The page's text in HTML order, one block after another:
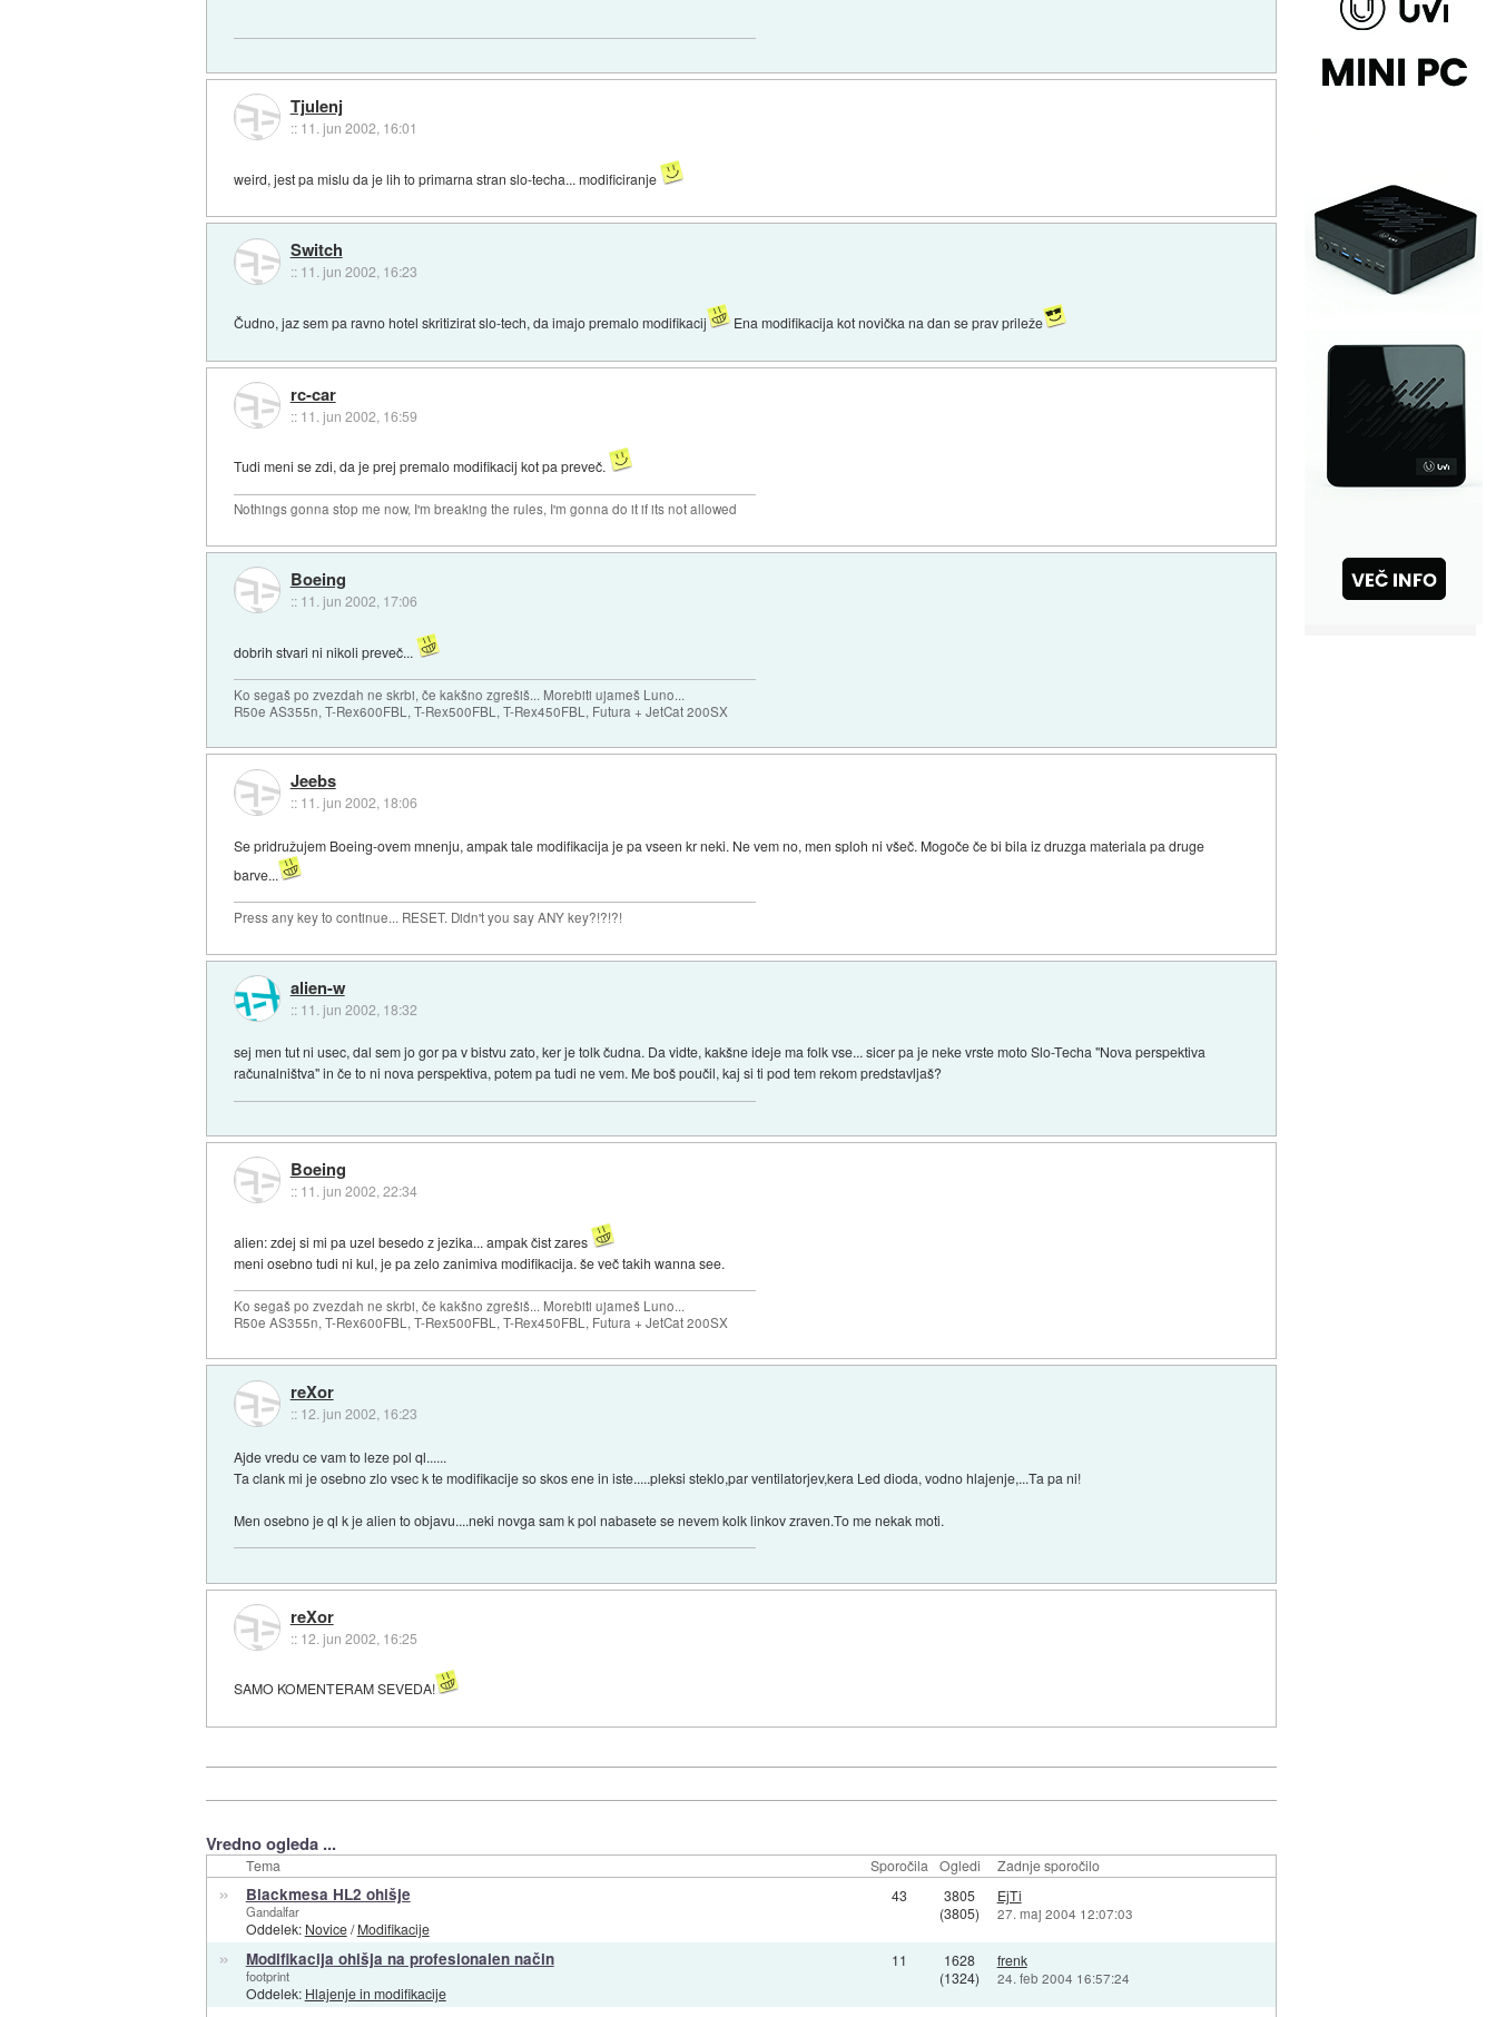
Tjulenj
:: 11. jun 2002, 16:01
weird, jest pa mislu da je lih to primarna stran slo-techa... modificiranje
Switch
:: 11. jun 2002, 16:23
Čudno, jaz sem pa ravno hotel skritizirat slo-tech, da imajo premalo modifikacij Ena modifikacija kot novička na dan se prav prileže
rc-car
:: 11. jun 2002, 16:59
Tudi meni se zdi, da je prej premalo modifikacij kot pa preveč.
Nothings gonna stop me now, I'm breaking the rules, I'm gonna do it if its not allowed
Boeing
:: 11. jun 2002, 17:06
dobrih stvari ni nikoli preveč...
Ko segaš po zvezdah ne skrbi, če kakšno zgrešiš... Morebiti ujameš Luno...
R50e AS355n, T-Rex600FBL, T-Rex500FBL, T-Rex450FBL, Futura + JetCat 200SX
Jeebs
:: 11. jun 2002, 18:06
Se pridružujem Boeing-ovem mnenju, ampak tale modifikacija je pa vseen kr neki. Ne vem no, men sploh ni všeč. Mogoče če bi bila iz druzga materiala pa druge
barve...
Press any key to continue... RESET. Didn't you say ANY key?!?!?!
alien-w
:: 11. jun 2002, 18:32
sej men tut ni usec, dal sem jo gor pa v bistvu zato, ker je tolk čudna. Da vidte, kakšne ideje ma folk vse... sicer pa je neke vrste moto Slo-Techa "Nova perspektiva
računalništva" in če to ni nova perspektiva, potem pa tudi ne vem. Me boš poučil, kaj si ti pod tem rekom predstavljaš?
Boeing
:: 11. jun 2002, 22:34
alien: zdej si mi pa uzel besedo z jezika... ampak čist zares
meni osebno tudi ni kul, je pa zelo zanimiva modifikacija. še več takih wanna see.
Ko segaš po zvezdah ne skrbi, če kakšno zgrešiš... Morebiti ujameš Luno...
R50e AS355n, T-Rex600FBL, T-Rex500FBL, T-Rex450FBL, Futura + JetCat 200SX
reXor
:: 12. jun 2002, 16:23
Ajde vredu ce vam to leze pol ql......
Ta clank mi je osebno zlo vsec k te modifikacije so skos ene in iste.....pleksi steklo,par ventilatorjev,kera Led dioda, vodno hlajenje,...Ta pa ni!
Men osebno je ql k je alien to objavu....neki novga sam k pol nabasete se nevem kolk linkov zraven.To me nekak moti.
reXor
:: 12. jun 2002, 16:25
SAMO KOMENTERAM SEVEDA!
Vredno ogleda ...
Tema Sporočila Ogledi Zadnje sporočilo
» Blackmesa HL2 ohišje
Gandalfar
Oddelek: Novice/Modifikacije
43
3805
(3805)
EjTi
27. maj 2004 12:07:03
» Modifikacija ohišja na profesionalen način
footprint
Oddelek: Hlajenje in modifikacije
11
1628
(1324)
frenk
24. feb 2004 16:57:24